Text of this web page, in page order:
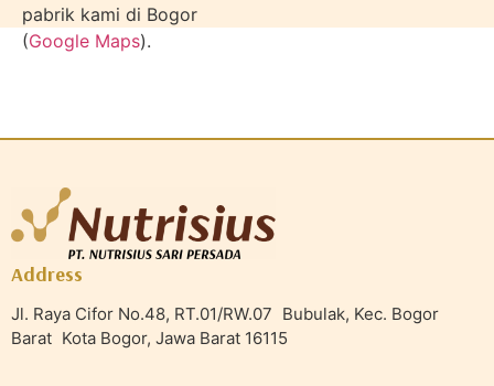
pabrik kami di Bogor
(Google Maps).
Address
Jl. Raya Cifor No.48, RT.01/RW.07 Bubulak, Kec. Bogor
Barat Kota Bogor, Jawa Barat 16115